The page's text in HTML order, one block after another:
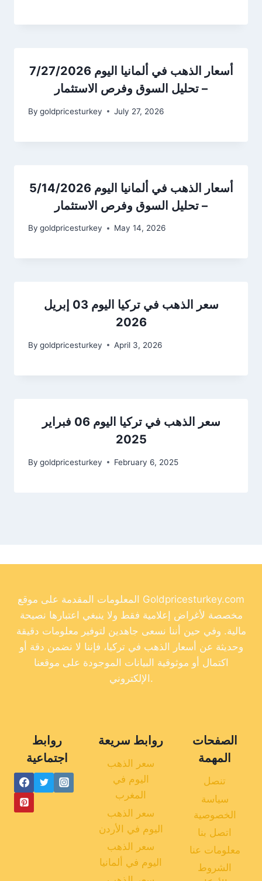
أسعار الذهب في ألمانيا اليوم 7/27/2026
– تحليل السوق وفرص الاستثمار
By goldpricesturkey July 27, 2026
أسعار الذهب في ألمانيا اليوم 5/14/2026
– تحليل السوق وفرص الاستثمار
By goldpricesturkey May 14, 2026
سعر الذهب في تركيا اليوم 03 إبريل
2026
By goldpricesturkey April 3, 2026
سعر الذهب في تركيا اليوم 06 فبراير
2025
By goldpricesturkey February 6, 2025
المعلومات المقدمة على موقع Goldpricesturkey.com
مخصصة لأغراض إعلامية فقط ولا ينبغي اعتبارها نصيحة
مالية. وفي حين أننا نسعى جاهدين لتوفير معلومات دقيقة
وحديثة عن أسعار الذهب في تركيا، فإننا لا نضمن دقة أو
اكتمال أو موثوقية البيانات الموجودة على موقعنا
الإلكتروني.
روابط
اجتماعية
روابط سريعة
سعر الذهب
اليوم في
المغرب
سعر الذهب
اليوم في الأردن
سعر الذهب
اليوم في ألمانيا
الصفحات
المهمة
تنصل
سياسة
الخصوصية
اتصل بنا
معلومات عنا
الشروط